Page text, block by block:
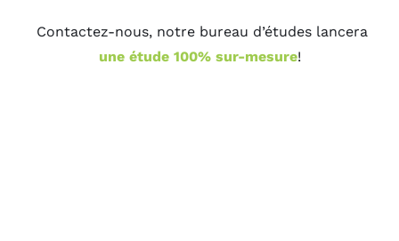
Contactez-nous, notre bureau d’études lancera
une étude 100% sur-mesure!